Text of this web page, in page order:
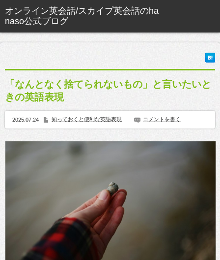
「なんとなく捨てられないもの」と言いたいと
きの英語表現
2025.07.24 知っておくと便利な英語表現 コメントを書く